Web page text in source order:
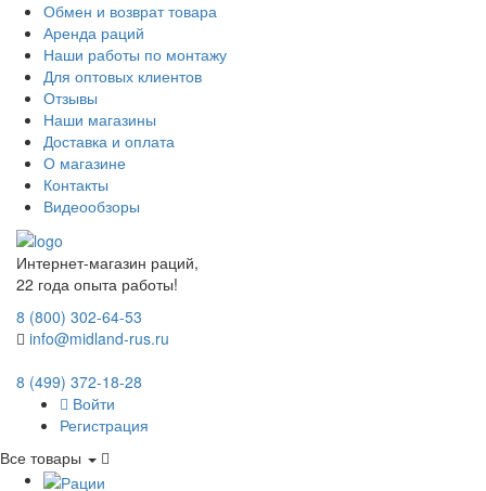
Обмен и возврат товара
Аренда раций
Наши работы по монтажу
Для оптовых клиентов
Отзывы
Наши магазины
Доставка и оплата
О магазине
Контакты
Видеообзоры
Интернет-магазин раций,
22 года опыта работы!
8 (800) 302-64-53
info@midland-rus.ru
8 (499) 372-18-28
Войти
Регистрация
Все товары